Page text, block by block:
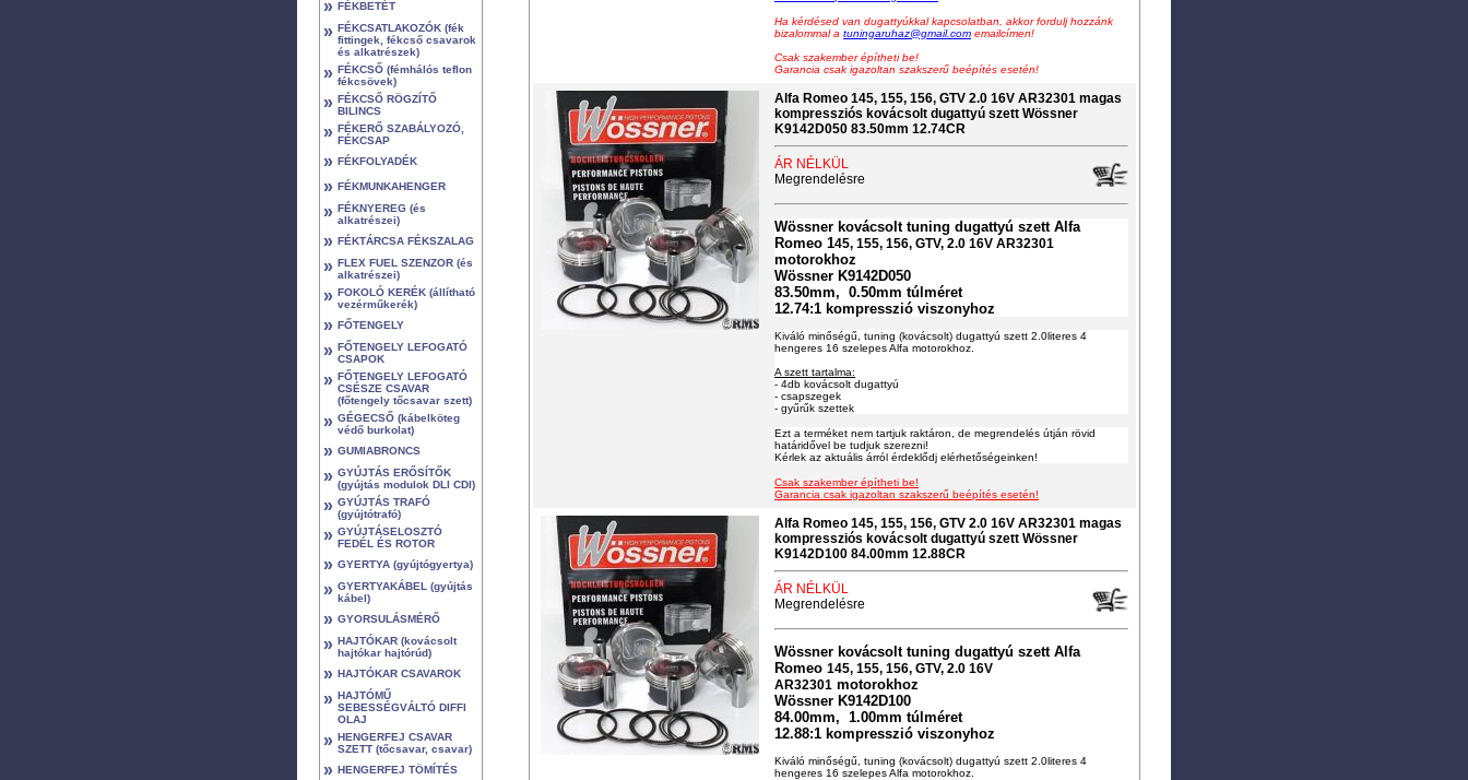
» FÉKBETÉT
» FÉKCSATLAKOZÓK (fék
fittingek, fékcső csavarok
és alkatrészek)
» FÉKCSŐ (fémhálós teflon
fékcsövek)
» FÉKCSŐ RÖGZÍTŐ
BILINCS
» FÉKERŐ SZABÁLYOZÓ,
FÉKCSAP
» FÉKFOLYADÉK
» FÉKMUNKAHENGER
» FÉKNYEREG (és
alkatrészei)
» FÉKTÁRCSA FÉKSZALAG
» FLEX FUEL SZENZOR (és
alkatrészei)
» FOKOLÓ KERÉK (állítható
vezérműkerék)
» FŐTENGELY
» FŐTENGELY LEFOGATÓ
CSAPOK
» FŐTENGELY LEFOGATÓ
CSÉSZE CSAVAR
(főtengely tőcsavar szett)
» GÉGECSŐ (kábelköteg
védő burkolat)
» GUMIABRONCS
» GYÚJTÁS ERŐSÍTŐK
(gyújtás modulok DLI CDI)
» GYÚJTÁS TRAFÓ
(gyújtótrafó)
» GYÚJTÁSELOSZTÓ
FEDÉL ÉS ROTOR
» GYERTYA (gyújtógyertya)
» GYERTYAKÁBEL (gyújtás
kábel)
» GYORSULÁSMÉRŐ
» HAJTÓKAR (kovácsolt
hajtókar hajtórúd)
» HAJTÓKAR CSAVAROK
» HAJTÓMŰ
SEBESSÉGVÁLTÓ DIFFI
OLAJ
» HENGERFEJ CSAVAR
SZETT (tőcsavar, csavar)
» HENGERFEJ TÖMÍTÉS
Ha kérdésed van dugattyúkkal kapcsolatban, akkor fordulj hozzánk
bizalommal a tuningaruhaz@gmail.com emailcímen!
Csak szakember építheti be!
Garancia csak igazoltan szakszerű beépítés esetén!
Alfa Romeo 145, 155, 156, GTV 2.0 16V AR32301 magas
kompressziós kovácsolt dugattyú szett Wössner
K9142D050 83.50mm 12.74CR
ÁR NÉLKÜL
Megrendelésre
Wössner kovácsolt tuning dugattyú szett Alfa
Romeo 145, 155, 156, GTV, 2.0 16V AR32301
motorokhoz
Wössner K9142D050
83.50mm, 0.50mm túlméret
12.74:1 kompresszió viszonyhoz
Kiváló minőségű, tuning (kovácsolt) dugattyú szett 2.0literes 4
hengeres 16 szelepes Alfa motorokhoz.
A szett tartalma:
- 4db kovácsolt dugattyú
- csapszegek
- gyűrűk szettek
Ezt a terméket nem tartjuk raktáron, de megrendelés útján rövid
határidővel be tudjuk szerezni!
Kérlek az aktuális árról érdeklődj elérhetőségeinken!
Csak szakember építheti be!
Garancia csak igazoltan szakszerű beépítés esetén!
Alfa Romeo 145, 155, 156, GTV 2.0 16V AR32301 magas
kompressziós kovácsolt dugattyú szett Wössner
K9142D100 84.00mm 12.88CR
ÁR NÉLKÜL
Megrendelésre
Wössner kovácsolt tuning dugattyú szett Alfa
Romeo 145, 155, 156, GTV, 2.0 16V
AR32301 motorokhoz
Wössner K9142D100
84.00mm, 1.00mm túlméret
12.88:1 kompresszió viszonyhoz
Kiváló minőségű, tuning (kovácsolt) dugattyú szett 2.0literes 4
hengeres 16 szelepes Alfa motorokhoz.